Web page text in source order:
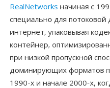
RealNetworks начиная с
специально для потоковой
интернет, упаковывая
контейнер,
при низкой пропускной
доминирующих форматов
1990-х и начале 2000-х,